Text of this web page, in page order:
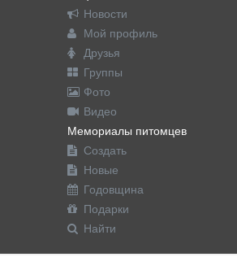
Новости
Мой профиль
Друзья
Группы
Фото
Видео
Мемориалы питомцев
Создать
Новые
Годовщина
Подарки
Найти